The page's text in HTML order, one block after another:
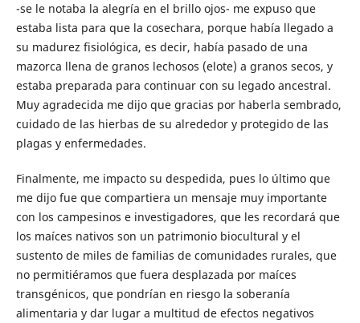
-se le notaba la alegría en el brillo ojos- me expuso que
estaba lista para que la cosechara, porque había llegado a
su madurez fisiológica, es decir, había pasado de una
mazorca llena de granos lechosos (elote) a granos secos, y
estaba preparada para continuar con su legado ancestral.
Muy agradecida me dijo que gracias por haberla sembrado,
cuidado de las hierbas de su alrededor y protegido de las
plagas y enfermedades.
Finalmente, me impacto su despedida, pues lo último que
me dijo fue que compartiera un mensaje muy importante
con los campesinos e investigadores, que les recordará que
los maíces nativos son un patrimonio biocultural y el
sustento de miles de familias de comunidades rurales, que
no permitiéramos que fuera desplazada por maíces
transgénicos, que pondrían en riesgo la soberanía
alimentaria y dar lugar a multitud de efectos negativos